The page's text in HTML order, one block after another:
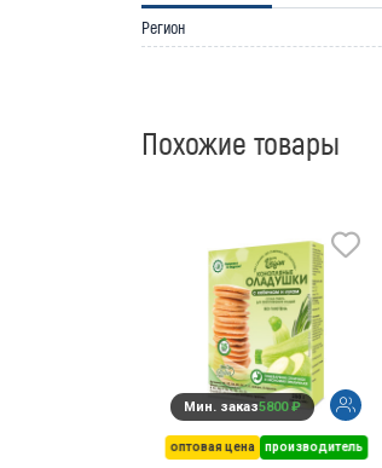
Регион
Похожие товары
Мин. заказ5800 ₽
оптовая цена производитель